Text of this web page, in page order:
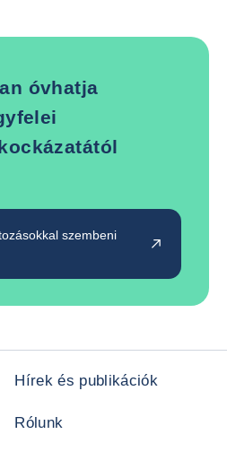
óvhatja
szembeni
Hírek és publikációk
Rólunk